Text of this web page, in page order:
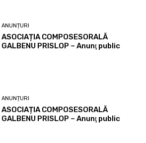
ANUNȚURI
ASOCIAȚIA COMPOSESORALĂ
GALBENU PRISLOP – Anunţ public
ANUNȚURI
ASOCIAȚIA COMPOSESORALĂ
GALBENU PRISLOP – Anunţ public